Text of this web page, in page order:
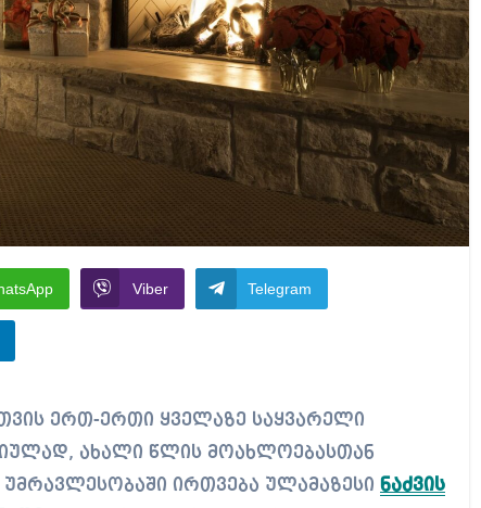
Viber Telegram
ახალი წლის მოახლოებასთან
ირთვება ულამაზესი ნაძვის